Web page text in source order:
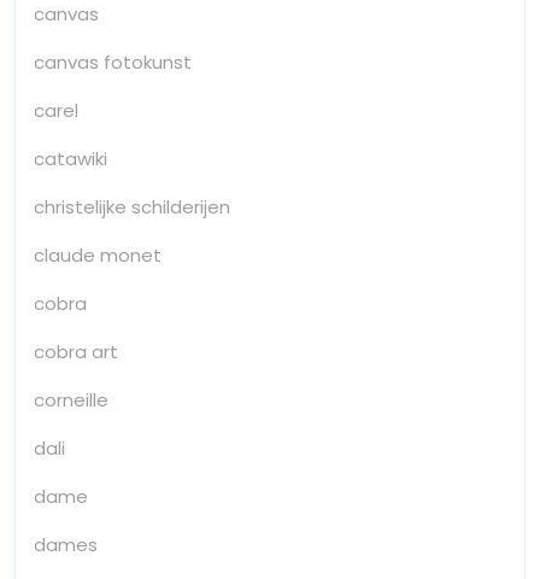
canvas
canvas fotokunst
carel
catawiki
christelijke schilderijen
claude monet
cobra
cobra art
corneille
dali
dame
dames